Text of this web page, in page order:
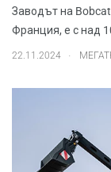
Заводът на
Франция, е с над
22.11.2024 .